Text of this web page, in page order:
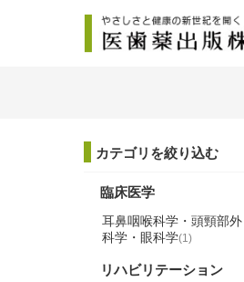
カテゴリを絞り込む
臨床医学
耳鼻咽喉科学・頭頸部外
科学・眼科学(1)
リハビリテーション